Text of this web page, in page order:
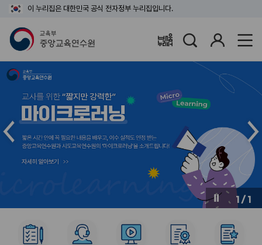
이 누리집은 대한민국 공식 전자정부 누리집입니다.
배움누리터
1 / 1
인
버
메
인
슬
라
드
다
음
버
서
서
서
서
서